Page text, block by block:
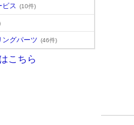
ビス (10件)
ングパーツ (46件)
こちら